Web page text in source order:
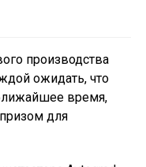
производства
ожидать, что
время,
для